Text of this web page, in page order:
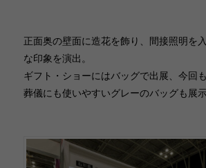
正面奥の壁面に造花を飾り、間接照明を
な印象を演出。
ギフト・ショーにはバッグで出展、今回
葬儀にも使いやすいグレーのバッグも展示